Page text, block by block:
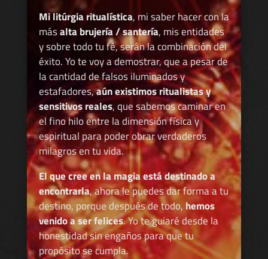
Mi litúrgia ritualística, mi saber hacer con la
másalta brujería / santería, mis entidades
y sobre todo tu fé, serán la combinación del
éxito. Yo te voy a demostrar, que a pesar de
la cantidad de falsos iluminados y
estafadores,aún existimos ritualistas y
sensitivos reales, que sabemos caminar en
el fino hilo entre la dimensión física y
espiritual para poder obrar verdaderos
milagros en tu vida.
El que cree en la magia está destinado a
encontrarla, ahora le puedes dar forma a tu
destino, porque después de todo, hemos
venido a ser felices. Yo te guiaré desde la
honestidad sin engaños para que tu
propósito se cumpla.